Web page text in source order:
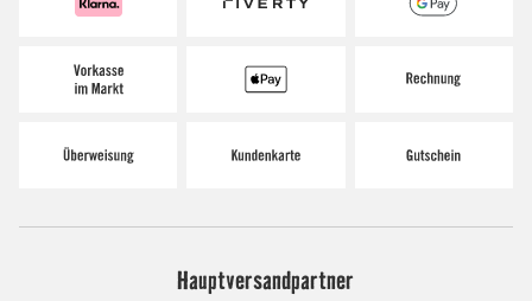
Hauptversandpartner